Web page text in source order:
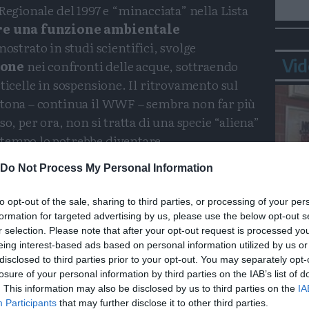
Do Not Process My Personal Information
opt-out of the sale, sharing to third parties, or processing of your
for targeted advertising by us, please use the below opt-out
selection. Please note that after your opt-out request is processed
interest-based ads based on personal information utilized by us
to third parties prior to your opt-out. You may separately
of your personal information by third parties on the IAB’s list of
This information may also be disclosed by us to third parties on the
Participants that may further disclose it to other third parties.
del 1997 e “minacciata” nella Lista
una funzione ambientale
in studi scientifici, svolge
nei confronti delle acque, sottraendo
in sospensione. Il ritrovamento sul
– continua il WWF – sembra non far più
per ora, non si tratta di una specie “aliena”
lo potrebbe diventare.
si diffondono. Quando il numero è troppo
La sua presenza ci indica sempre
e della biodiversità si sta modificando
estinzione le specie autoctone. La
è stata fatta dalWWF Bergamo
la Fondazione Edmund Mach di